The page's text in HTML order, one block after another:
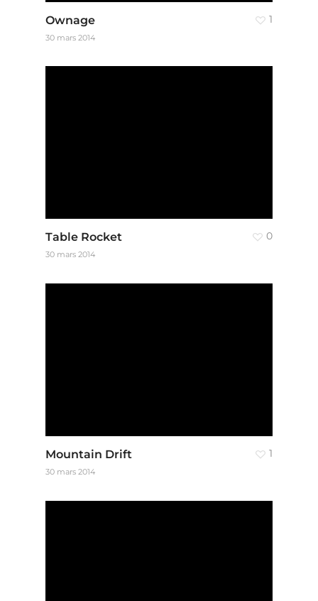
Ownage
30 mars 2014
1
Table Rocket
30 mars 2014
0
Mountain Drift
30 mars 2014
1